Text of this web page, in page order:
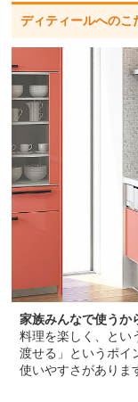
ディティールへのこ
家族みんなで使うか
料理を楽しく、とい
渡せる」というポイ
使いやすさがありま